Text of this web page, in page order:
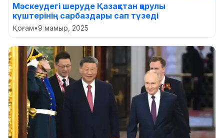
Мәскеудегі шеруде Қазақстан қарулы
күштерінің сарбаздары сап түзеді
Қоғам•9 мамыр, 2025